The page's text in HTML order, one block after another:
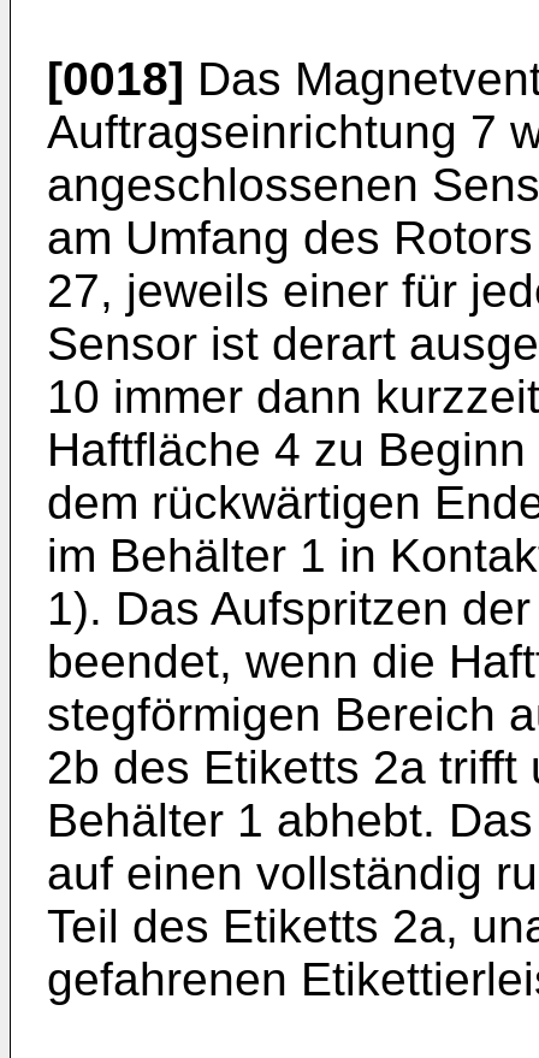
[0018] Das
Auftragseinrichtung 7
angeschlossenen
am Umfang des
27, jeweils einer für
Sensor ist derart
10 immer dann
Haftfläche 4 zu
dem rückwärtigen
im Behälter 1 in
1). Das Aufspritzen
beendet, wenn die
stegförmigen Bereich
2b des Etiketts 2a trifft
Behälter 1 abhebt.
auf einen vollständig
Teil des Etiketts 2a,
gefahrenen